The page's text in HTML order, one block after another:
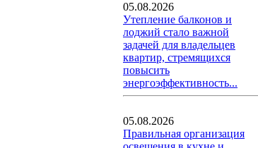
05.08.2026
Утепление балконов и
лоджий стало важной
задачей для владельцев
квартир, стремящихся
повысить
энергоэффективность...
05.08.2026
Правильная организация